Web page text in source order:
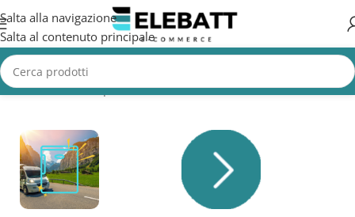
Salta alla navigazione
Salta al contenuto principale
Home/Prodotto Capacità in AH/4 A Visualizzazione del risultato